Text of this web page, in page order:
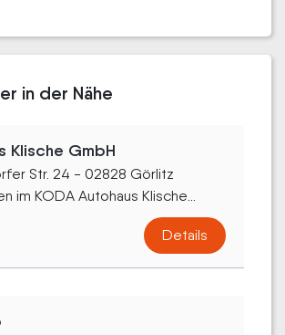
in der Nähe
Klische GmbH
Str. 24 - 02828 Görlitz
im KODA Autohaus Klische...
Details